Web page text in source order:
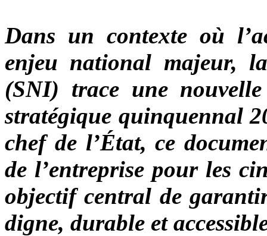
Dans un contexte où
enjeu national majeur,
(SNI) trace une
stratégique quinquennal
chef de l’État, ce
de l’entreprise pour les
objectif central de
digne, durable et